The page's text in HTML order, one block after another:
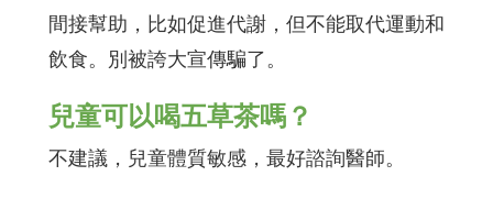
間接幫助，比如促進代謝，但不能取代運動和
飲食。別被誇大宣傳騙了。
兒童可以喝五草茶嗎？
不建議，兒童體質敏感，最好諮詢醫師。